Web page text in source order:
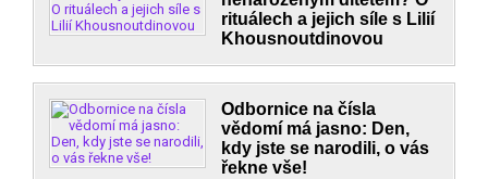
rituálech a jejich síle s Lilií
Khousnoutdinovou
Odbornice na čísla
vědomí má jasno: Den,
kdy jste se narodili, o vás
řekne vše!